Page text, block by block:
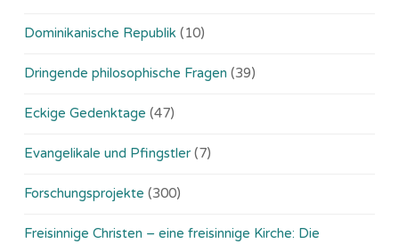
Dominikanische Republik (10)
Dringende philosophische Fragen (39)
Eckige Gedenktage (47)
Evangelikale und Pfingstler (7)
Forschungsprojekte (300)
Freisinnige Christen – eine freisinnige Kirche: Die